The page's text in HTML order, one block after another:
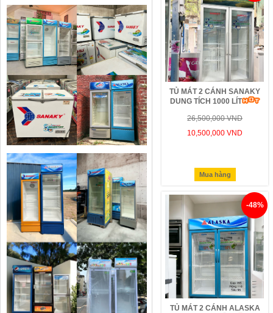
TỦ MÁT 2 CÁNH SANAKY
DUNG TÍCH 1000 LÍT
26,500,000 VND
10,500,000 VND
Mua hàng
-48%
TỦ MÁT 2 CÁNH ALASKA